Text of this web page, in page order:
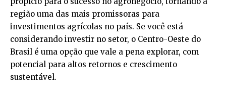
região uma das mais promissoras para
investimentos agrícolas no país. Se você está
considerando investir no setor, o Centro-Oeste do
Brasil é uma opção que vale a pena explorar, com
potencial para altos retornos e crescimento
sustentável.